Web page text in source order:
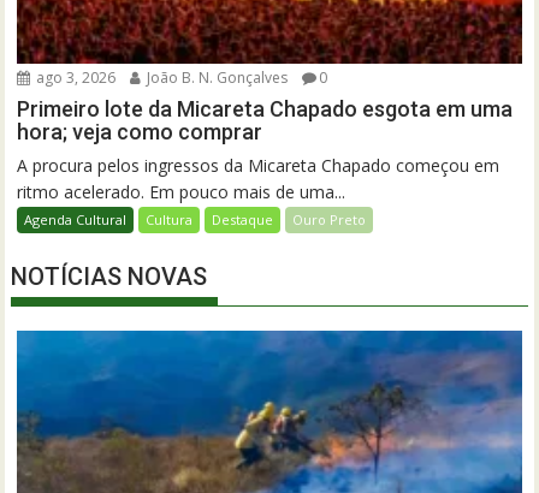
ago 3, 2026 João B. N. Gonçalves 0
Primeiro lote da Micareta Chapado esgota em uma
hora; veja como comprar
A procura pelos ingressos da Micareta Chapado começou em
ritmo acelerado. Em pouco mais de uma...
Agenda Cultural Cultura Destaque Ouro Preto
NOTÍCIAS NOVAS